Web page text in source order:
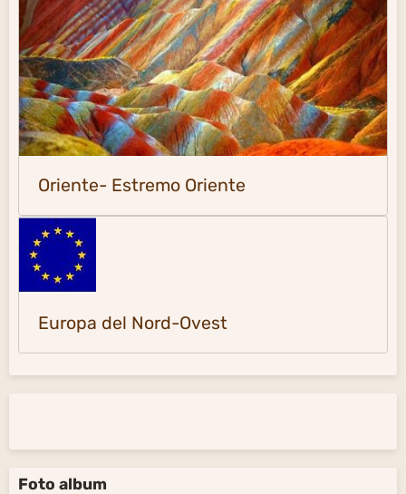
Oriente- Estremo Oriente
Europa del Nord-Ovest
Foto album